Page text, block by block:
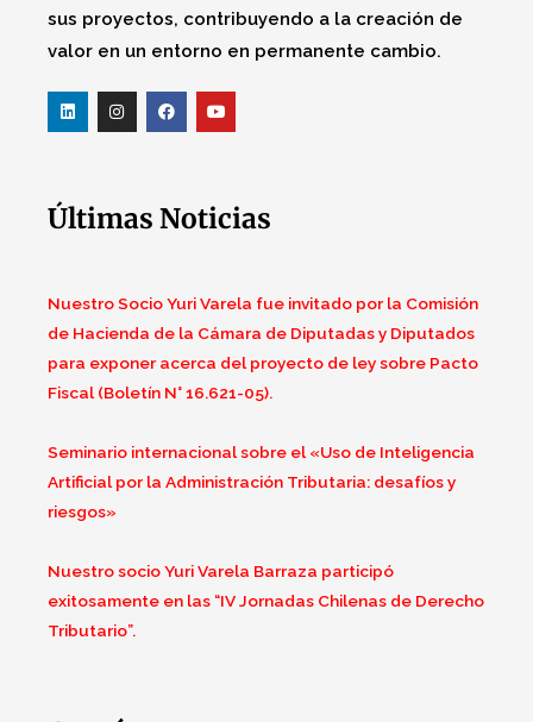
sus proyectos, contribuyendo a la creación de
valor en un entorno en permanente cambio.
Últimas Noticias
Nuestro Socio Yuri Varela fue invitado por la Comisión
de Hacienda de la Cámara de Diputadas y Diputados
para exponer acerca del proyecto de ley sobre Pacto
Fiscal (Boletín N° 16.621-05).
Seminario internacional sobre el «Uso de Inteligencia
Artificial por la Administración Tributaria: desafíos y
riesgos»
Nuestro socio Yuri Varela Barraza participó
exitosamente en las “IV Jornadas Chilenas de Derecho
Tributario”.